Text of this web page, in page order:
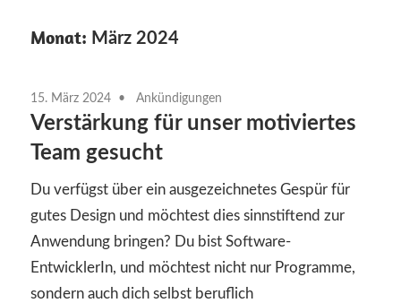
Monat: März 2024
15. März 2024 Ankündigungen
Verstärkung für unser motiviertes
Team gesucht
Du verfügst über ein ausgezeichnetes Gespür für
gutes Design und möchtest dies sinnstiftend zur
Anwendung bringen? Du bist Software-
EntwicklerIn, und möchtest nicht nur Programme,
sondern auch dich selbst beruflich